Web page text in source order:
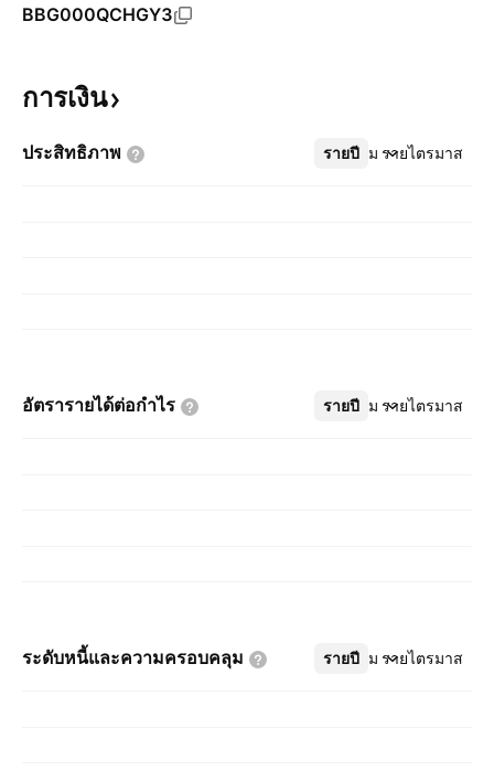
BBG000QCHGY3
การเงิน
ประสิทธิภาพ รายปี รายไตรมาส
เพิ่มเติม
อัตรารายได้ต่อกำไร รายปี รายไตรมาส
เพิ่มเติม
ระดับหนี้และความครอบคลุม รายปี รายไตรมาส
เพิ่มเติม